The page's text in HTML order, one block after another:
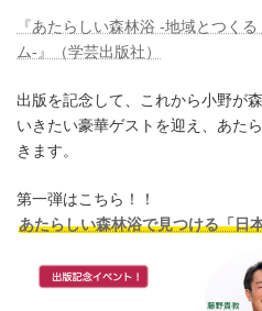
『あたらしい森林浴 -地域とつく
ム-』（学芸出版社）
出版を記念して、これから小野が
いきたい豪華ゲストを迎え、あた
きます。
第一弾はこちら！！
あたらしい森林浴で見つける「日